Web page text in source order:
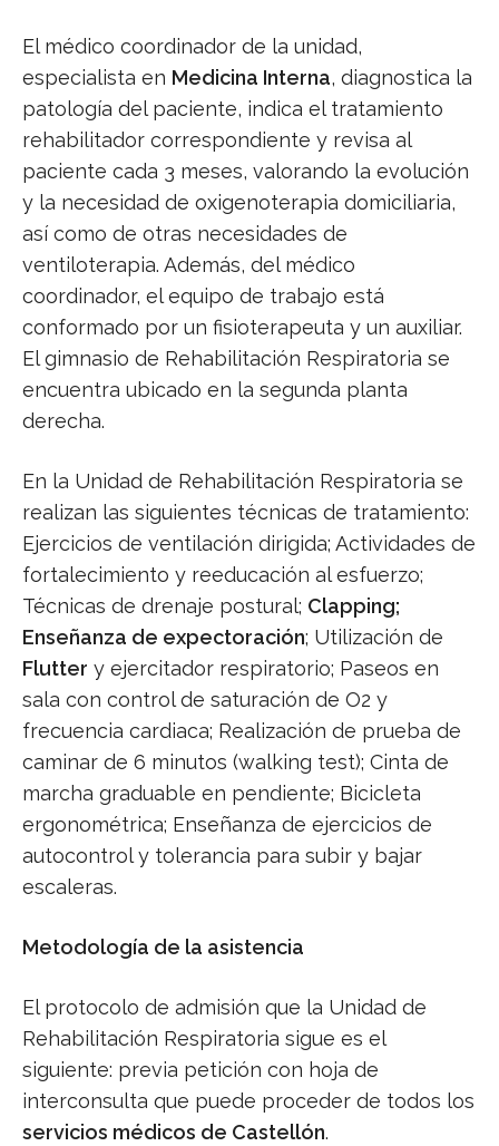
El médico coordinador de la unidad,
especialista en Medicina Interna, diagnostica la
patología del paciente, indica el tratamiento
rehabilitador correspondiente y revisa al
paciente cada 3 meses, valorando la evolución
y la necesidad de oxigenoterapia domiciliaria,
así como de otras necesidades de
ventiloterapia. Además, del médico
coordinador, el equipo de trabajo está
conformado por un fisioterapeuta y un auxiliar.
El gimnasio de Rehabilitación Respiratoria se
encuentra ubicado en la segunda planta
derecha.
En la Unidad de Rehabilitación Respiratoria se
realizan las siguientes técnicas de tratamiento:
Ejercicios de ventilación dirigida; Actividades de
fortalecimiento y reeducación al esfuerzo;
Técnicas de drenaje postural; Clapping;
Enseñanza de expectoración; Utilización de
Flutter y ejercitador respiratorio; Paseos en
sala con control de saturación de O2 y
frecuencia cardiaca; Realización de prueba de
caminar de 6 minutos (walking test); Cinta de
marcha graduable en pendiente; Bicicleta
ergonométrica; Enseñanza de ejercicios de
autocontrol y tolerancia para subir y bajar
escaleras.
Metodología de la asistencia
El protocolo de admisión que la Unidad de
Rehabilitación Respiratoria sigue es el
siguiente: previa petición con hoja de
interconsulta que puede proceder de todos los
servicios médicos de Castellón.